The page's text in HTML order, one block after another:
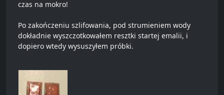
czas na mokro!
Po zakończeniu szlifowania, pod strumieniem wody
dokładnie wyszczotkowałem resztki startej emalii, i
dopiero wtedy wysuszyłem próbki.